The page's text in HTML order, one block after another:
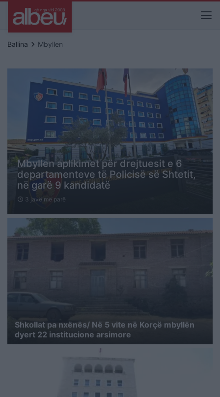
Ballina keyboard_arrow_right Mbyllen
Mbyllen aplikimet për drejtuesit e 6
departamenteve të Policisë së Shtetit,
në garë 9 kandidatë
schedule 3 javë me parë
Shkollat pa nxënës/ Në 5 vite në Korçë mbyllën
dyert 22 institucione arsimore